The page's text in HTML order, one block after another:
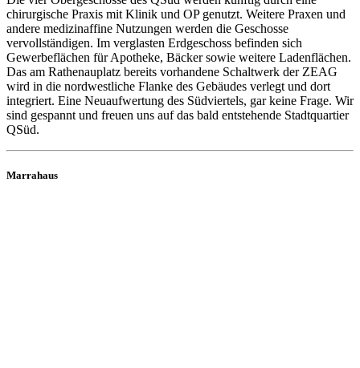
chirurgische Praxis mit Klinik und OP genutzt. Weitere Praxen und
andere medizinaffine Nutzungen werden die Geschosse
vervollständigen. Im verglasten Erdgeschoss befinden sich
Gewerbeflächen für Apotheke, Bäcker sowie weitere Ladenflächen.
Das am Rathenauplatz bereits vorhandene Schaltwerk der ZEAG
wird in die nordwestliche Flanke des Gebäudes verlegt und dort
integriert. Eine Neuaufwertung des Südviertels, gar keine Frage. Wir
sind gespannt und freuen uns auf das bald entstehende Stadtquartier
QSüd.
Marrahaus